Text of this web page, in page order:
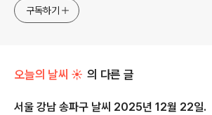
식하는 미드가 있는~ /// 사회적 이슈에 발언하는~
구독하기
오늘의 날씨 ☀ 의 다른 글
서울 강남 송파구 날씨 2025년 12월 22일.